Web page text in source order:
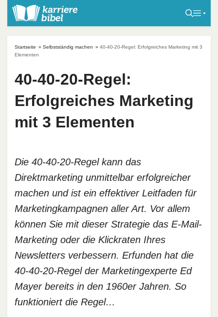
Startseite » Selbstständig machen » 40-40-20-Regel: Erfolgreiches Marketing mit 3
Elementen
40-40-20-Regel:
Erfolgreiches Marketing
mit 3 Elementen
Die 40-40-20-Regel kann das
Direktmarketing unmittelbar erfolgreicher
machen und ist ein effektiver Leitfaden für
Marketingkampagnen aller Art. Vor allem
können Sie mit dieser Strategie das E-Mail-
Marketing oder die Klickraten Ihres
Newsletters verbessern. Erfunden hat die
40-40-20-Regel der Marketingexperte Ed
Mayer bereits in den 1960er Jahren. So
funktioniert die Regel…